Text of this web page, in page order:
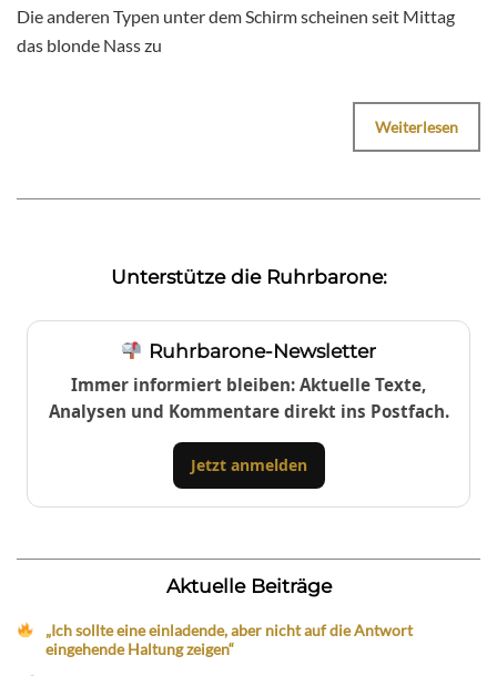
Die anderen Typen unter dem Schirm scheinen seit Mittag
das blonde Nass zu
Weiterlesen
Unterstütze die Ruhrbarone:
Ruhrbarone-Newsletter
Immer informiert bleiben: Aktuelle Texte,
Analysen und Kommentare direkt ins Postfach.
Jetzt anmelden
Aktuelle Beiträge
„Ich sollte eine einladende, aber nicht auf die Antwort
eingehende Haltung zeigen“